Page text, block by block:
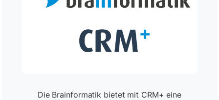
Die Brainformatik bietet mit CRM+ eine